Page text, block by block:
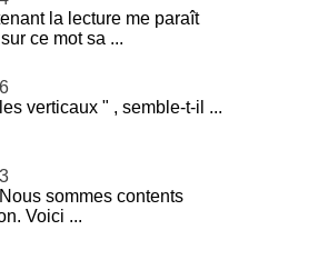
la lecture me paraît
ce mot sa ...
verticaux " , semble-t-il ...
sommes contents
Voici ...